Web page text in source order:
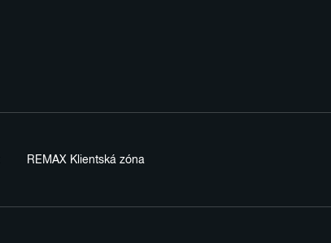
REMAX Klientská zóna